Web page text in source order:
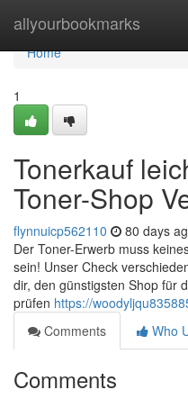
allyourbookmarks
Home
Home
1
Tonerkauf
Toner-Shop
flynnuicp562110 80 days
Der Toner-Erwerb muss
sein! Unser Check
dir, den günstigsten Shop für
prüfen https://
Comments
Who
Comments